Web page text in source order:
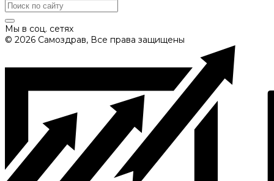
Мы в соц. сетях
© 2026 Самоздрав, Все права защищены